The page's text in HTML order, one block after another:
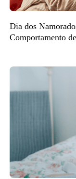
Dia dos
Comportamento